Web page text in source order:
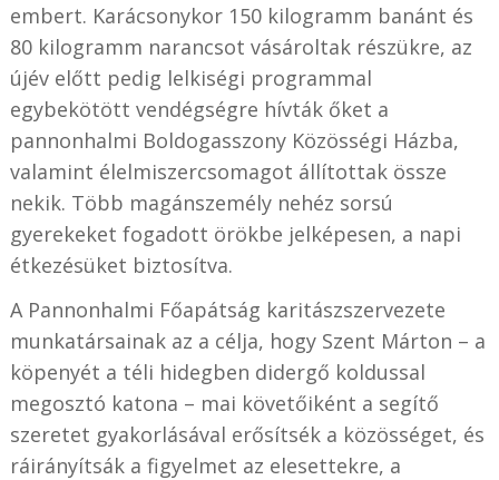
embert. Karácsonykor 150 kilogramm banánt és
80 kilogramm narancsot vásároltak részükre, az
újév előtt pedig lelkiségi programmal
egybekötött vendégségre hívták őket a
pannonhalmi Boldogasszony Közösségi Házba,
valamint élelmiszercsomagot állítottak össze
nekik. Több magánszemély nehéz sorsú
gyerekeket fogadott örökbe jelképesen, a napi
étkezésüket biztosítva.
A Pannonhalmi Főapátság karitászszervezete
munkatársainak az a célja, hogy Szent Márton – a
köpenyét a téli hidegben didergő koldussal
megosztó katona – mai követőiként a segítő
szeretet gyakorlásával erősítsék a közösséget, és
ráirányítsák a figyelmet az elesettekre, a